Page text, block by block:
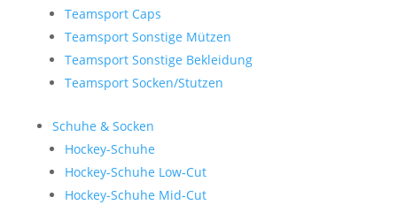
Teamsport Caps
Teamsport Sonstige Mützen
Teamsport Sonstige Bekleidung
Teamsport Socken/Stutzen
Schuhe & Socken
Hockey-Schuhe
Hockey-Schuhe Low-Cut
Hockey-Schuhe Mid-Cut